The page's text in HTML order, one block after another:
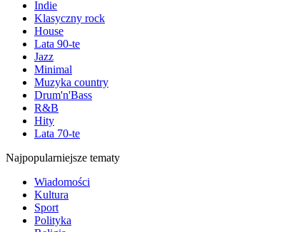
Indie
Klasyczny rock
House
Lata 90-te
Jazz
Minimal
Muzyka country
Drum'n'Bass
R&B
Hity
Lata 70-te
Najpopularniejsze tematy
Wiadomości
Kultura
Sport
Polityka